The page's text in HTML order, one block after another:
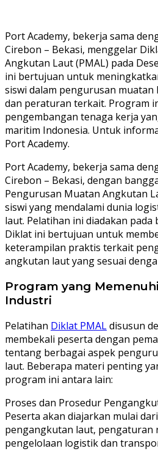
Port Academy, bekerja sama
Cirebon – Bekasi, menggelar
Angkutan Laut (PMAL) pada
ini bertujuan untuk
siswi dalam pengurusan
dan peraturan terkait. Program
pengembangan tenaga kerja
maritim Indonesia. Untuk
Port Academy.
Port Academy, bekerja sama
Cirebon – Bekasi, dengan
Pengurusan Muatan Angkutan
siswi yang mendalami dunia
laut. Pelatihan ini diadakan pada
Diklat ini bertujuan untuk
keterampilan praktis terkait
angkutan laut yang sesuai
Program yang
Industri
Pelatihan Diklat PMALdisusun
membekali peserta dengan
tentang berbagai aspek
laut. Beberapa materi penting
program ini antara lain:
Proses dan Prosedur
Peserta akan diajarkan mulai
pengangkutan laut, pengaturan
pengelolaan logistik dan